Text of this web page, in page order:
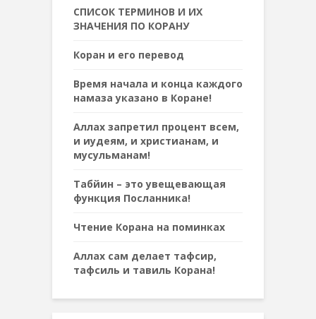
СПИСОК ТЕРМИНОВ И ИХ
ЗНАЧЕНИЯ ПО КОРАНУ
Коран и его перевод
Время начала и конца каждого
намаза указано в Коране!
Аллах запретил процент всем,
и иудеям, и христианам, и
мусульманам!
Табйин – это увещевающая
функция Посланника!
Чтение Корана на поминках
Аллах сам делает тафсир,
тафсиль и тавиль Корана!